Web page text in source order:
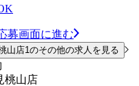
募画面に進む
山店1のその他の求人を見る
桃山店